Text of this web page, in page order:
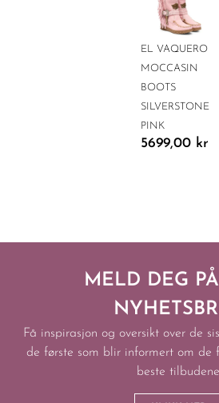
EL VAQUERO
MOCCASIN
BOOTS
SILVERSTONE
PINK
5699,00 kr
MELD DEG
Få inspirasjon og oversikt over de
de første som blir informert om de
beste